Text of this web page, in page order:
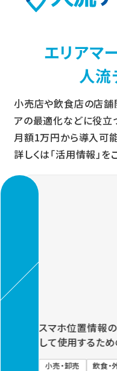
エリアマ
人流
小売店や飲食店の店舗
アの最適化などに役立
月額1万円から導入可能
詳しくは「活用情報」を
スマホ位置情報の
して使用するため
小売・卸売 飲食・外食